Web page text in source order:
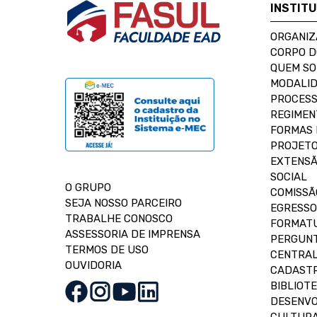
O GRUPO
SEJA NOSSO PARCEIRO
TRABALHE CONOSCO
ASSESSORIA DE IMPRENSA
TERMOS DE USO
OUVIDORIA
CORPO
QUEM
FORMAS
SOCIAL